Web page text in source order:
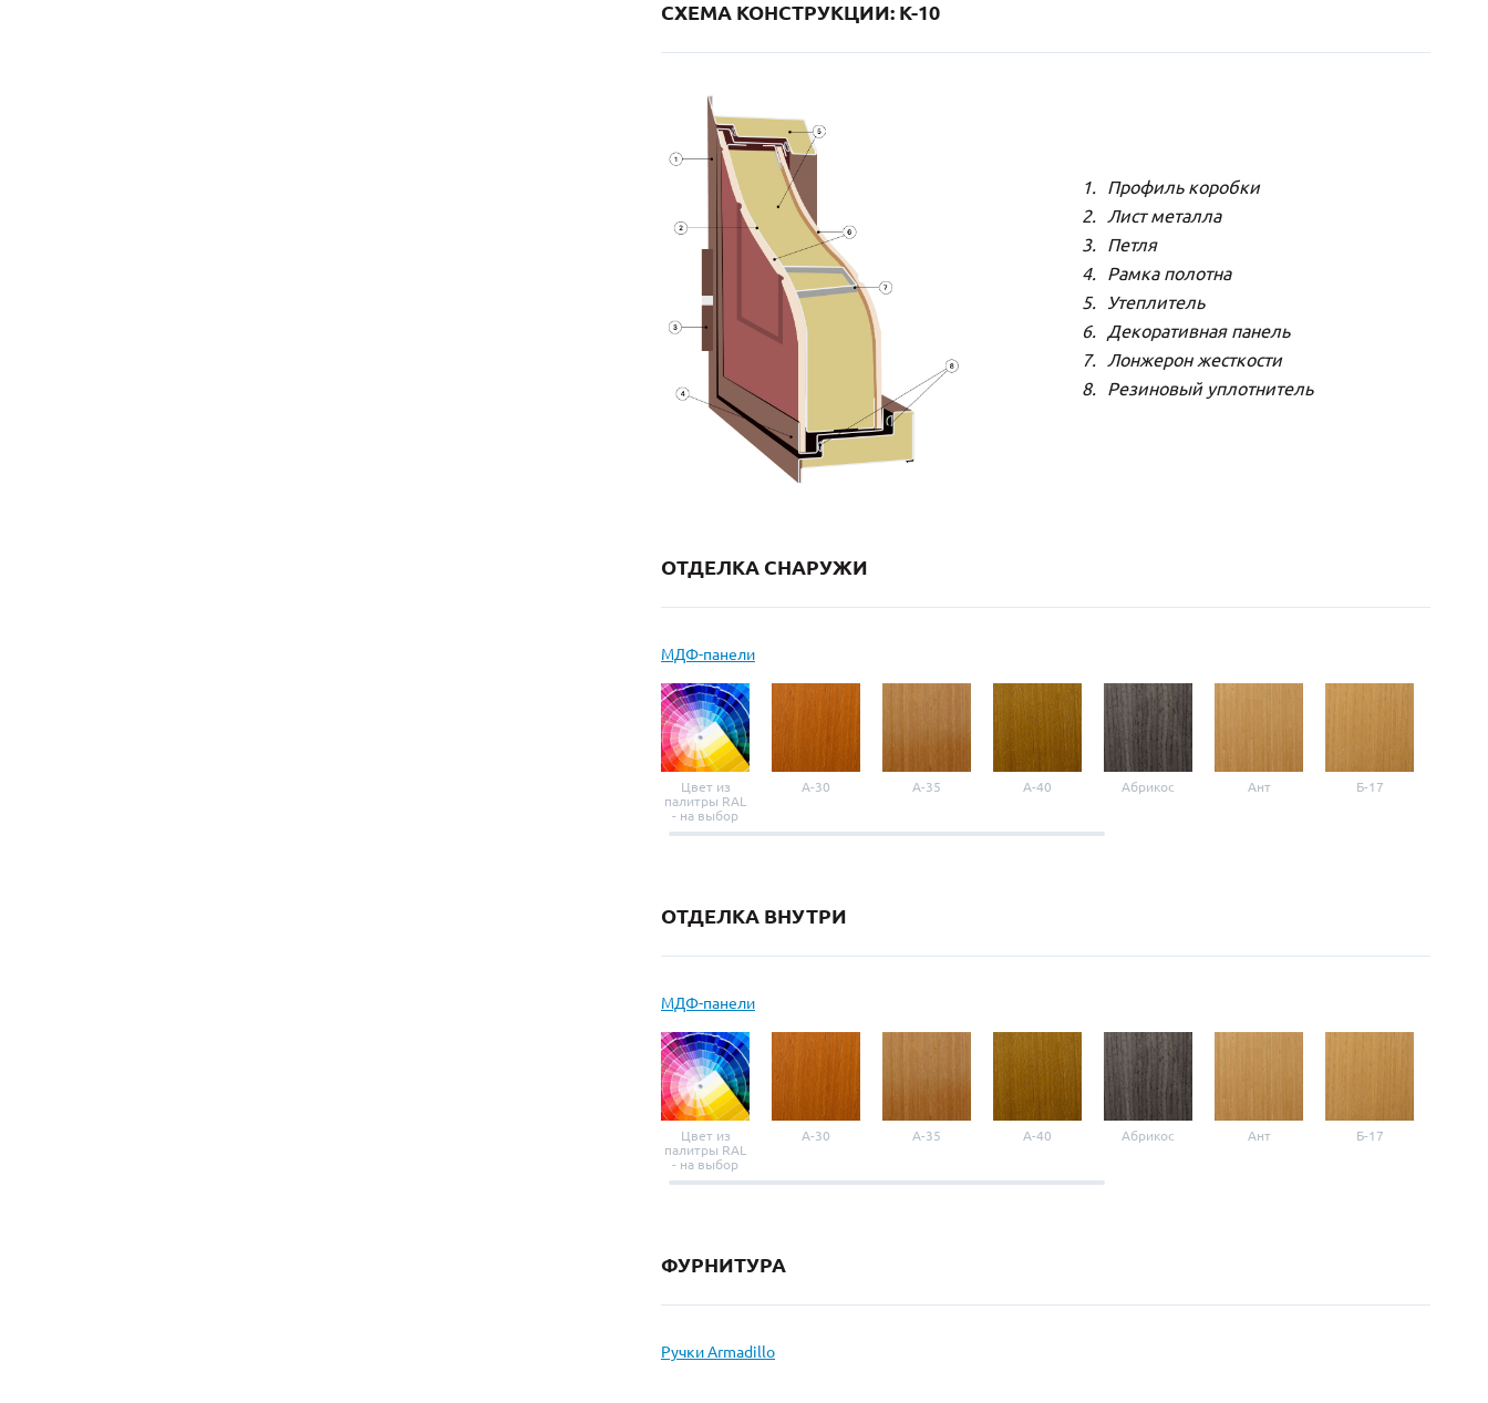
СХЕМА КОНСТРУКЦИИ: K-10
Профиль коробки
Лист металла
Петля
Рамка полотна
Утеплитель
Декоративная панель
Лонжерон жесткости
Резиновый уплотнитель
ОТДЕЛКА СНАРУЖИ
МДФ-панели
Цвет из
палитры RAL
- на выбор
A-30 A-35 A-40 Абрикос Ант Б-17
ОТДЕЛКА ВНУТРИ
МДФ-панели
Цвет из
палитры RAL
- на выбор
A-30 A-35 A-40 Абрикос Ант Б-17
ФУРНИТУРА
Ручки Armadillo